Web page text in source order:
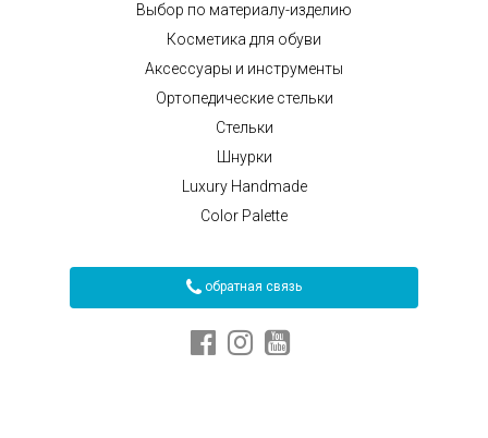
Выбор по материалу-изделию
Косметика для обуви
Аксессуары и инструменты
Ортопедические стельки
Стельки
Шнурки
Luxury Handmade
Color Palette
обратная связь